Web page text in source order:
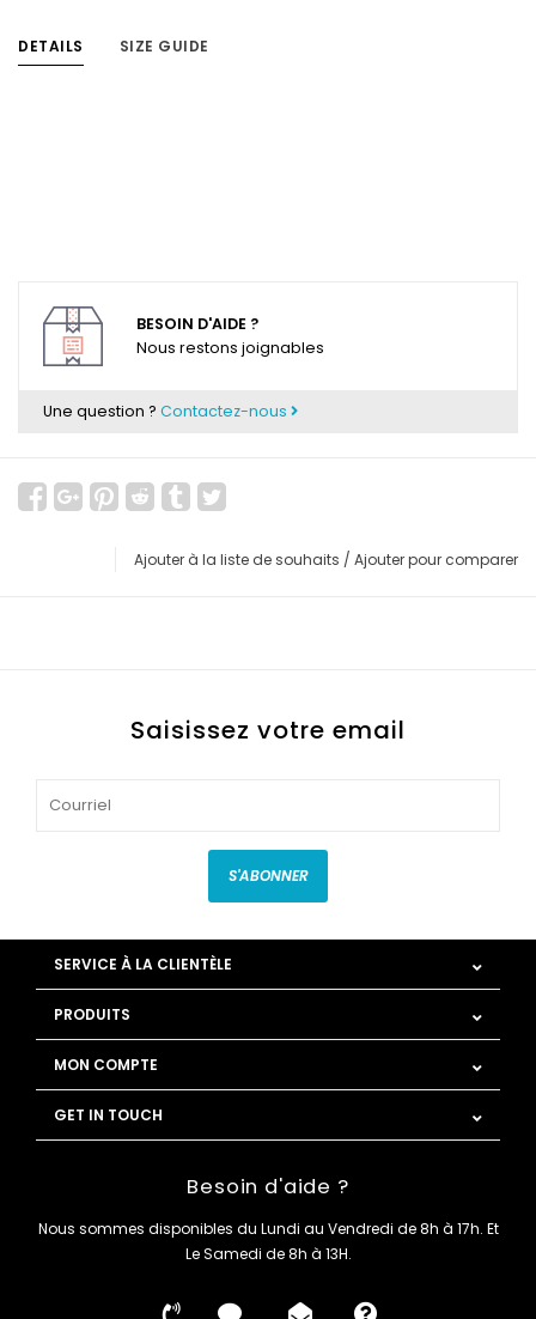
DETAILS SIZE GUIDE
BESOIN D'AIDE ?
Nous restons joignables
Une question ? Contactez-nous
Ajouter à la liste de souhaits / Ajouter pour comparer
Saisissez votre email
S'ABONNER
SERVICE À LA CLIENTÈLE
PRODUITS
MON COMPTE
GET IN TOUCH
Besoin d'aide ?
Nous sommes disponibles du Lundi au Vendredi de 8h à 17h. Et
Le Samedi de 8h à 13H.